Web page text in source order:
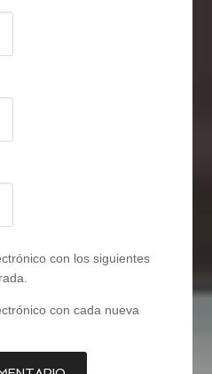
con los siguientes
con cada nueva